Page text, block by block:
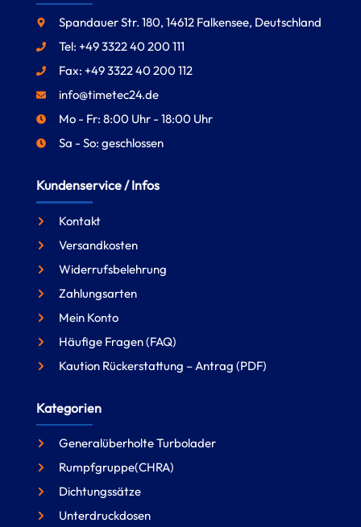
Spandauer Str. 180, 14612 Falkensee, Deutschland
Tel: +49 3322 40 200 111
Fax: +49 3322 40 200 112
info@timetec24.de
Mo - Fr: 8:00 Uhr - 18:00 Uhr
Sa - So: geschlossen
Kundenservice / Infos
Kontakt
Versandkosten
Widerrufsbelehrung
Zahlungsarten
Mein Konto
Häufige Fragen (FAQ)
Kaution Rückerstattung – Antrag (PDF)
Kategorien
Generalüberholte Turbolader
Rumpfgruppe(CHRA)
Dichtungssätze
Unterdruckdosen